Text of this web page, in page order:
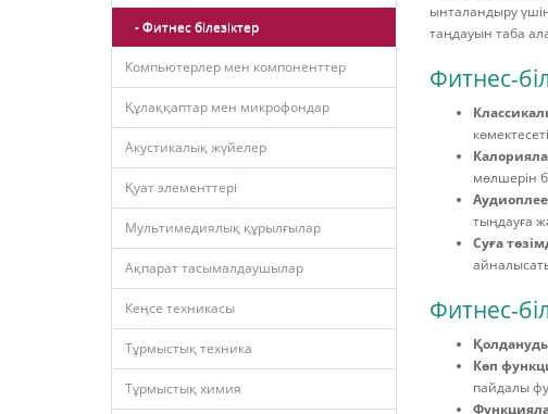
- Фитнес білезіктер
Компьютерлер мен компоненттер
Құлаққаптар мен микрофондар
Акустикалық жүйелер
Қуат элементтері
Мультимедиялық құрылғылар
Ақпарат тасымалдаушылар
Кеңсе техникасы
Тұрмыстық техника
Тұрмыстық химия
ынталандыру
таңдауын таба
Фитнес-
мөлшерін
тыңдауға
Суға
Фитнес-
Көп
пайдалы